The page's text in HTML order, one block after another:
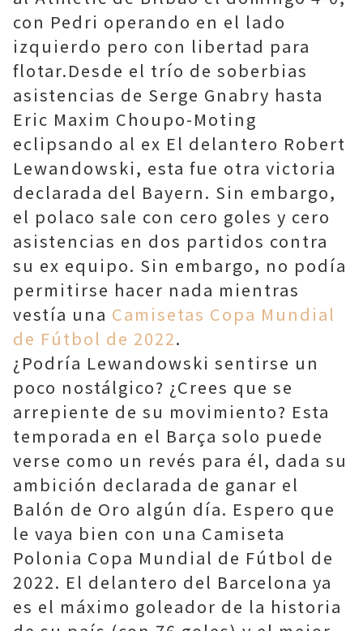
con Pedri operando en el lado
izquierdo pero con libertad para
flotar.Desde el trío de soberbias
asistencias de Serge Gnabry hasta
Eric Maxim Choupo-Moting
eclipsando al ex El delantero Robert
Lewandowski, esta fue otra victoria
declarada del Bayern. Sin embargo,
el polaco sale con cero goles y cero
asistencias en dos partidos contra
su ex equipo. Sin embargo, no podía
permitirse hacer nada mientras
vestía una Camisetas Copa Mundial
de Fútbol de 2022.
¿Podría Lewandowski sentirse un
poco nostálgico? ¿Crees que se
arrepiente de su movimiento? Esta
temporada en el Barça solo puede
verse como un revés para él, dada su
ambición declarada de ganar el
Balón de Oro algún día. Espero que
le vaya bien con una Camiseta
Polonia Copa Mundial de Fútbol de
2022. El delantero del Barcelona ya
es el máximo goleador de la historia